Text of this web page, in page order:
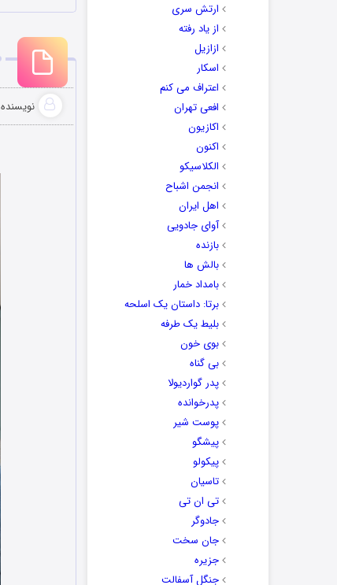
ارتش سری
از یاد رفته
ازازیل
اسکار
اعتراف می کنم
افعی تهران
اکازیون
اکنون
الکلاسیکو
انجمن اشباح
اهل ایران
آوای جادویی
بازنده
بالش ها
بامداد خمار
برتا: داستان یک اسلحه
بلیط یک‌‌ طرفه
بوی خون
بی گناه
پدر گواردیولا
پدرخوانده
پوست شیر
پیشگو
پیکولو
تاسیان
تی ان تی
جادوگر
جان سخت
جزیره
جنگل آسفالت
نویسنده